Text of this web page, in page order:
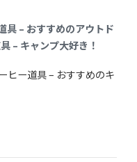
具 – おすすめのアウトド
– キャンプ大好き！
ー道具 – おすすめのキ